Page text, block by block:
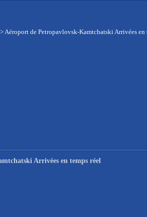
>Aéroport de Petropavlovsk-Kamtchatski Arrivées en
Arrivées en temps réel